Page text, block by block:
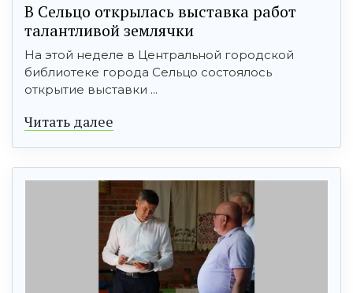
В Сельцо открылась выставка работ
талантливой землячки
На этой неделе в Центральной городской
библиотеке города Сельцо состоялось
открытие выставки ...
Читать далее